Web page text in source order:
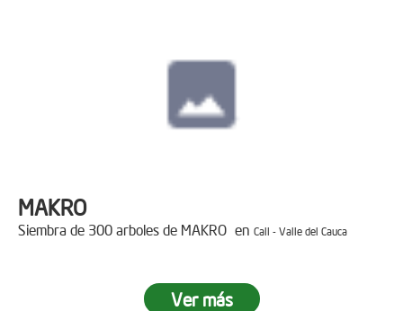
MAKRO
Siembra de 300 arboles de MAKRO en Cali - Valle del Cauca
Ver más